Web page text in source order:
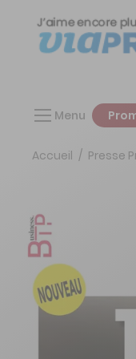
Menu
Accueil Presse